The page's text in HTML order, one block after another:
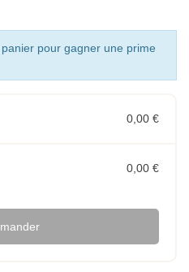
pour gagner une prime
0,00 €
0,00 €